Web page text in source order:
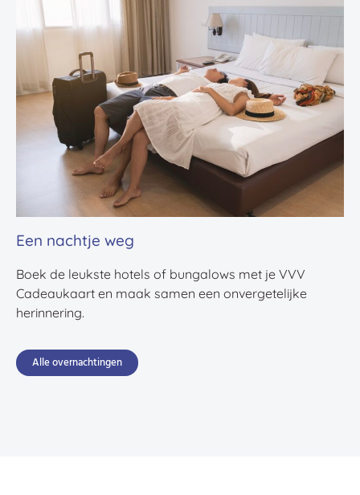
Een nachtje weg
Boek de leukste hotels of bungalows met je VVV
Cadeaukaart en maak samen een onvergetelijke
herinnering.
Alle overnachtingen